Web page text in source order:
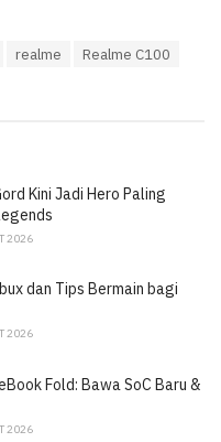
realme
Realme C100
Kini Jadi Hero Paling
2026
dan Tips Bermain bagi
2026
Fold: Bawa SoC Baru &
2026